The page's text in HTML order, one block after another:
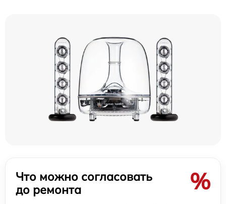
Что можно согласовать
до ремонта
%